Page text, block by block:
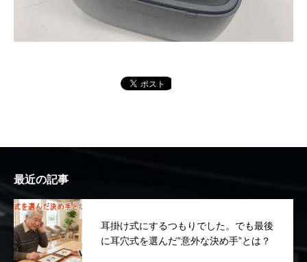
最近の記事
耳掛け式にするつもりでした。でも最後
に耳穴式を選んだ”意外な決め手”とは？